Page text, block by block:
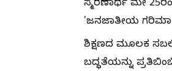
ಸ್ಮರಣಾರ್ಥ ಮೇ
'ಜನಜಾತೀಯ ಗರಿಮಾ
ಶಿಕ್ಷಣದ ಮೂಲಕ
ಬದ್ಧತೆಯನ್ನು